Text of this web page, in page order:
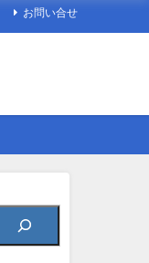
お問い合せ